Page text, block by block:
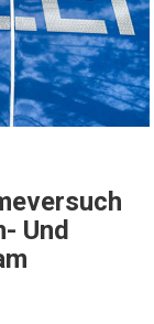
Und